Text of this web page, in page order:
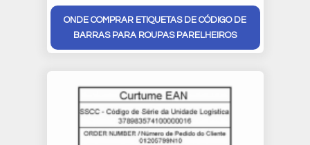
ONDE COMPRAR ETIQUETAS DE CÓDIGO DE
BARRAS PARA ROUPAS PARELHEIROS